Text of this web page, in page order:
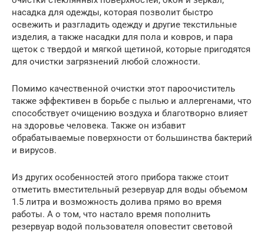
насадка для одежды, которая позволит быстро
освежить и разгладить одежду и другие текстильные
изделия, а также насадки для пола и ковров, и пара
щеток с твердой и мягкой щетиной, которые пригодятся
для очистки загрязнений любой сложности.
Помимо качественной очистки этот пароочиститель
также эффективен в борьбе с пылью и аллергенами, что
способствует очищению воздуха и благотворно влияет
на здоровье человека. Также он избавит
обрабатываемые поверхности от большинства бактерий
и вирусов.
Из других особенностей этого прибора также стоит
отметить вместительный резервуар для воды объемом
1.5 литра и возможность долива прямо во время
работы. А о том, что настало время пополнить
резервуар водой пользователя оповестит световой